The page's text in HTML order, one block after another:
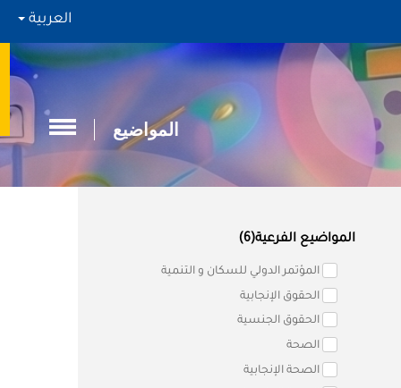
العربية
المواضيع
المواضيع الفرعية(6)
المؤتمر الدولي للسكان و التنمية
الحقوق الإنجابية
الحقوق الجنسية
الصحة
الصحة الإنجابية